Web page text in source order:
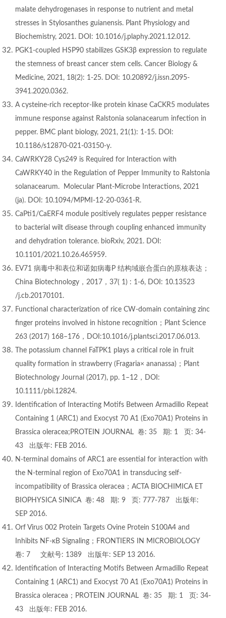
malate dehydrogenases in response to nutrient and metal
stresses in Stylosanthes guianensis. Plant Physiology and
Biochemistry, 2021. DOI: 10.1016/j.plaphy.2021.12.012.
PGK1-coupled HSP90 stabilizes GSK3β expression to regulate
the stemness of breast cancer stem cells. Cancer Biology &
Medicine, 2021, 18(2): 1-25. DOI: 10.20892/j.issn.2095-
3941.2020.0362.
A cysteine-rich receptor-like protein kinase CaCKR5 modulates
immune response against Ralstonia solanacearum infection in
pepper. BMC plant biology, 2021, 21(1): 1-15. DOI:
10.1186/s12870-021-03150-y.
CaWRKY28 Cys249 is Required for Interaction with
CaWRKY40 in the Regulation of Pepper Immunity to Ralstonia
solanacearum. Molecular Plant-Microbe Interactions, 2021
(ja). DOI: 10.1094/MPMI-12-20-0361-R.
CaPti1/CaERF4 module positively regulates pepper resistance
to bacterial wilt disease through coupling enhanced immunity
and dehydration tolerance. bioRxiv, 2021. DOI:
10.1101/2021.10.26.465959.
EV71 病毒中和表位和诺如病毒P 结构域嵌合蛋白的原核表达；
China Biotechnology，2017，37( 1) : 1-6, DOI: 10.13523
/j.cb.20170101.
Functional characterization of rice CW-domain containing zinc
finger proteins involved in histone recognition；Plant Science
263 (2017) 168–176，DOI:10.1016/j.plantsci.2017.06.013.
The potassium channel FaTPK1 plays a critical role in fruit
quality formation in strawberry (Fragaria× ananassa)；Plant
Biotechnology Journal (2017), pp. 1–12，DOI:
10.1111/pbi.12824.
Identification of Interacting Motifs Between Armadillo Repeat
Containing 1 (ARC1) and Exocyst 70 A1 (Exo70A1) Proteins in
Brassica oleracea;PROTEIN JOURNAL 卷: 35 期: 1 页: 34-
43 出版年: FEB 2016.
N-terminal domains of ARC1 are essential for interaction with
the N-terminal region of Exo70A1 in transducing self-
incompatibility of Brassica oleracea；ACTA BIOCHIMICA ET
BIOPHYSICA SINICA 卷: 48 期: 9 页: 777-787 出版年:
SEP 2016.
Orf Virus 002 Protein Targets Ovine Protein S100A4 and
Inhibits NF-κB Signaling；FRONTIERS IN MICROBIOLOGY
卷: 7 文献号: 1389 出版年: SEP 13 2016.
Identification of Interacting Motifs Between Armadillo Repeat
Containing 1 (ARC1) and Exocyst 70 A1 (Exo70A1) Proteins in
Brassica oleracea；PROTEIN JOURNAL 卷: 35 期: 1 页: 34-
43 出版年: FEB 2016.